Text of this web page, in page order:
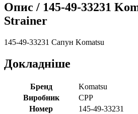
Опис / 145-49-33231
Strainer
145-49-33231 Сапун Komatsu
Докладніше
Бренд
Komatsu
Виробник
CPP
Номер
145-49-33231